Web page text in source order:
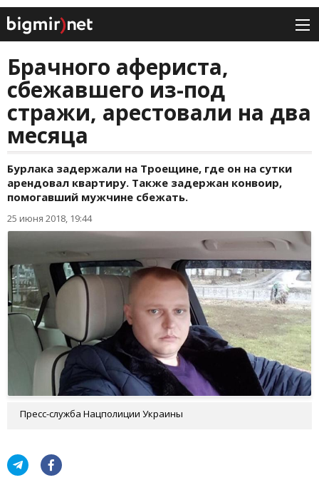
Брачного афериста,
сбежавшего из-под
стражи, арестовали на два
месяца
Бурлака задержали на Троещине, где он на сутки
арендовал квартиру. Также задержан конвоир,
помогавший мужчине сбежать.
25 июня 2018, 19:44
Пресс-служба Нацполиции Украины